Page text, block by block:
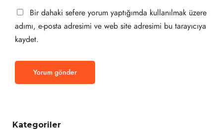
Bir dahaki sefere yorum yaptığımda kullanılmak üzere
adımı, e-posta adresimi ve web site adresimi bu tarayıcıya
kaydet.
Kategoriler